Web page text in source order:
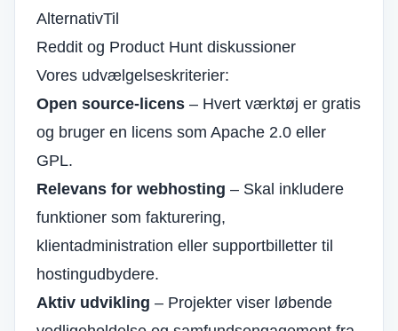
AlternativTil
Reddit og Product Hunt diskussioner
Vores udvælgelseskriterier:
Open source-licens – Hvert værktøj er gratis
og bruger en licens som Apache 2.0 eller
GPL.
Relevans for webhosting – Skal inkludere
funktioner som fakturering,
klientadministration eller supportbilletter til
hostingudbydere.
Aktiv udvikling – Projekter viser løbende